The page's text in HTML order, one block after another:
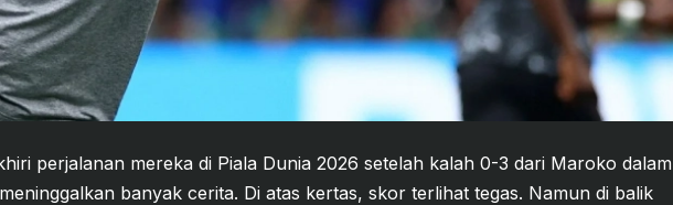
perjalanan mereka di Piala Dunia 2026 setelah kalah 0-3 dari Maroko dalam
banyak cerita. Di atas kertas, skor terlihat tegas. Namun di balik